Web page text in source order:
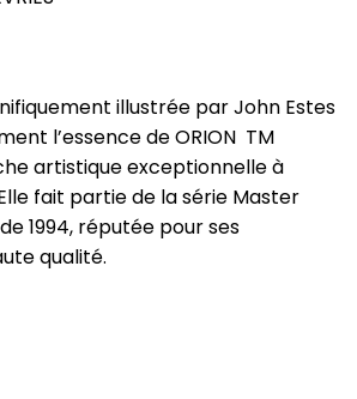
illustrée par John Estes
l’essence de ORION TM
artistique exceptionnelle à
fait partie de la série Master
1994, réputée pour ses
qualité.